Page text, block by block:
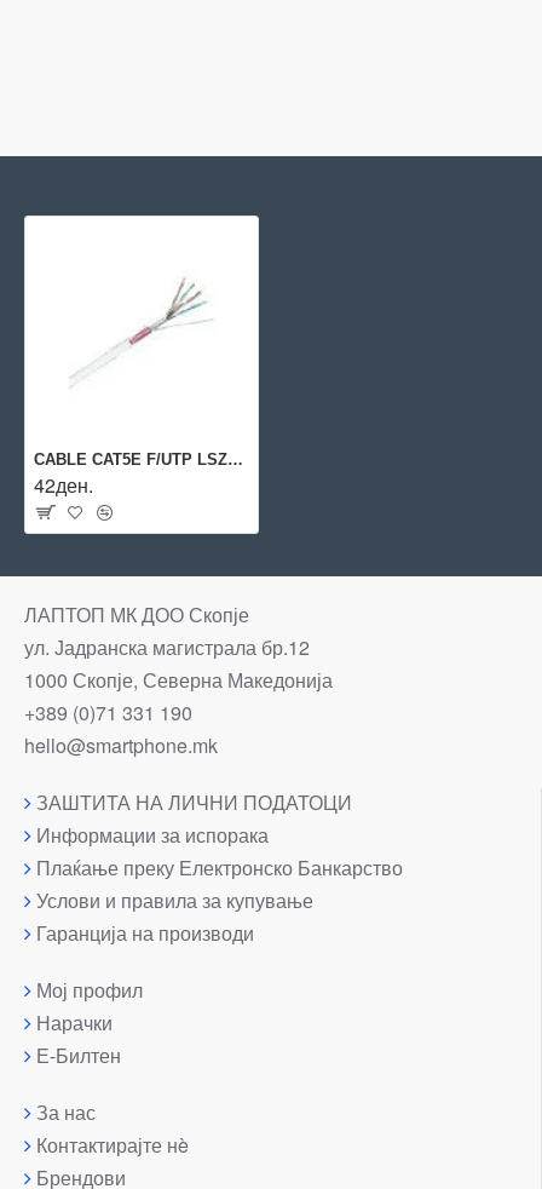
CABLE CAT5E F/UTP LSZH 200MHZ/ECA 500M GREY R35049 R&M
42ден.
ЛАПТОП МК ДОО Скопје
ул. Јадранска магистрала бр.12
1000 Скопје, Северна Македонија
+389 (0)71 331 190
hello@smartphone.mk
ЗАШТИТА НА ЛИЧНИ ПОДАТОЦИ
Информации за испорака
Плаќање преку Електронско Банкарство
Услови и правила за купување
Гаранција на производи
Мој профил
Нарачки
Е-Билтен
За нас
Контактирајте нè
Брендови